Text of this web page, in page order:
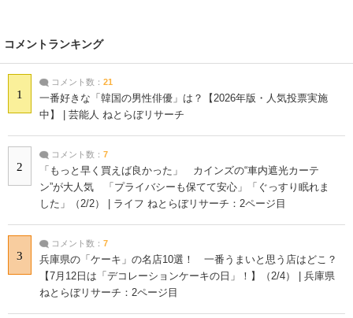
コメントランキング
1
コメント数： 21
一番好きな「韓国の男性俳優」は？【2026年版・人気投票実施
中】 | 芸能人 ねとらぼリサーチ
2
コメント数： 7
「もっと早く買えば良かった」 カインズの“車内遮光カーテ
ン”が大人気 「プライバシーも保てて安心」「ぐっすり眠れま
した」（2/2） | ライフ ねとらぼリサーチ：2ページ目
3
コメント数： 7
兵庫県の「ケーキ」の名店10選！ 一番うまいと思う店はどこ？
【7月12日は「デコレーションケーキの日」！】（2/4） | 兵庫県
ねとらぼリサーチ：2ページ目